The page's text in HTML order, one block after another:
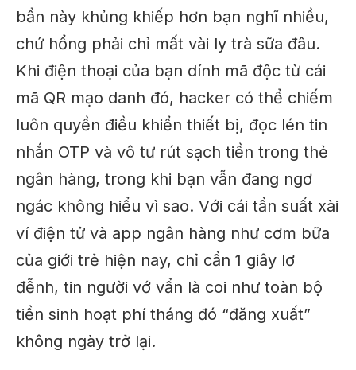
bẩn này khủng khiếp hơn bạn nghĩ nhiều,
chứ hổng phải chỉ mất vài ly trà sữa đâu.
Khi điện thoại của bạn dính mã độc từ cái
mã QR mạo danh đó, hacker có thể chiếm
luôn quyền điều khiển thiết bị, đọc lén tin
nhắn OTP và vô tư rút sạch tiền trong thẻ
ngân hàng, trong khi bạn vẫn đang ngơ
ngác không hiểu vì sao. Với cái tần suất xài
ví điện tử và app ngân hàng như cơm bữa
của giới trẻ hiện nay, chỉ cần 1 giây lơ
đễnh, tin người vớ vẩn là coi như toàn bộ
tiền sinh hoạt phí tháng đó “đăng xuất”
không ngày trở lại.